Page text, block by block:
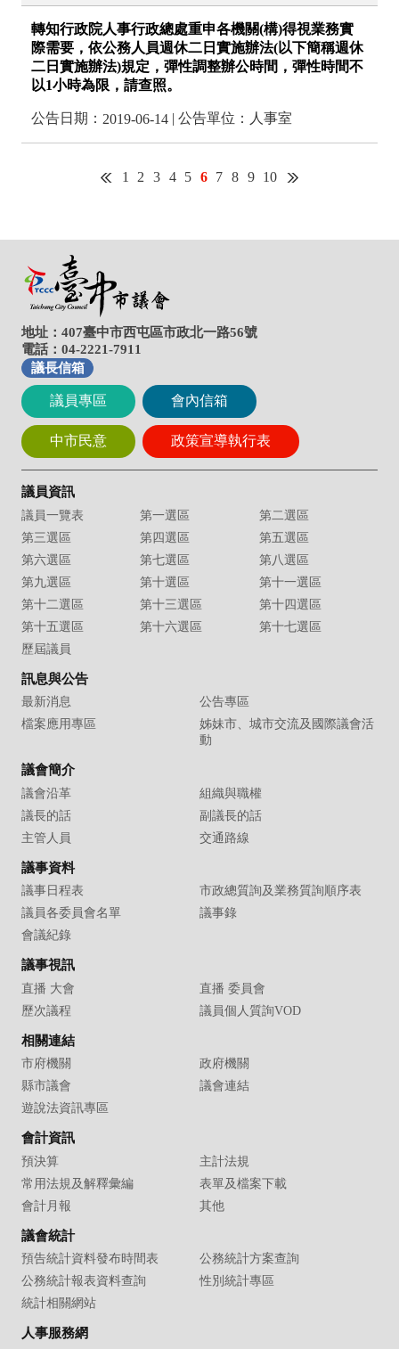
地址：407臺中市西屯區市政北一路56號
電話：04-2221-7911
議長信箱
議員專區 會內信箱
中市民意 政策宣導執行表
議員資訊
議員一覽表 第一選區
第二選區
第三選區
第四選區
第五選區
第六選區
第七選區
第八選區
第九選區
第十選區
第十一選區
第十二選區
第十三選區
第十四選區
第十五選區
第十六選區
第十七選區
歷屆議員
訊息與公告
最新消息
公告專區
檔案應用專區
姊妹市、城市交流及國際議會活
動
議會簡介
議會沿革
組織與職權
議長的話
副議長的話
主管人員
交通路線
議事資料
議事日程表
市政總質詢及業務質詢順序表
議員各委員會名單
議事錄
會議紀錄
議事視訊
直播 大會
直播 委員會
歷次議程
議員個人質詢VOD
相關連結
市府機關
政府機關
縣市議會
議會連結
遊說法資訊專區
會計資訊
預決算
主計法規
常用法規及解釋彙編
表單及檔案下載
會計月報
其他
議會統計
預告統計資料發布時間表
公務統計方案查詢
公務統計報表資料查詢
性別統計專區
統計相關網站
人事服務網